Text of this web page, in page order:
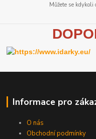
Můžete se
D
Informace pro
O nás
Obchodní podmínky